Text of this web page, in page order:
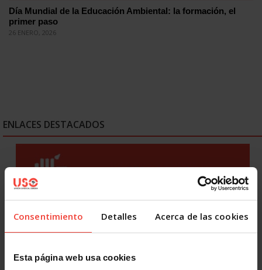
Consentimiento Detalles Acerca de las cookies
Esta página web usa cookies
Día Mundial de la Educación Ambiental: la formación, el
primer paso
26 ENERO, 2026
ENLACES DESTACADOS